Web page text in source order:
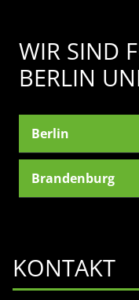
WIR SIND
BERLIN
Berlin
Brandenburg
KONTAKT